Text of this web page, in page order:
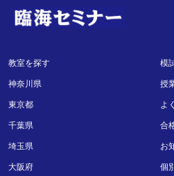
教室を探す
神奈川県
東京都
千葉県
埼玉県
大阪府
模
授
よ
合
お
個